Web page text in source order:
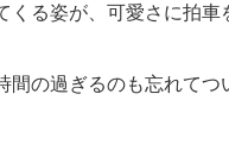
くる姿が、可愛さに拍車
間の過ぎるのも忘れてつ